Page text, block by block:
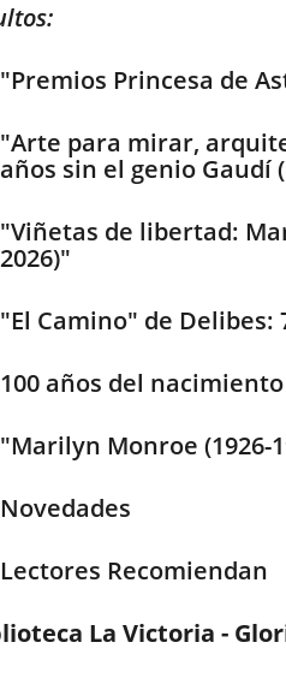
"Premios Princesa de
"Arte para mirar,
años sin el genio Gaudí
"Viñetas de libertad:
2026)"
"El Camino" de Delibes:
100 años del
"Marilyn Monroe (1926-
Novedades
Lectores Recomiendan
La Victoria -